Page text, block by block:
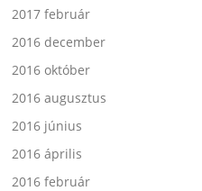
2017 február
2016 december
2016 október
2016 augusztus
2016 június
2016 április
2016 február